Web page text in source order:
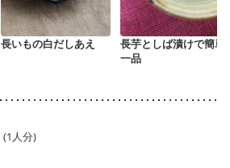
長いもの白だしあえ
長芋としば漬けで簡単
一品
(1人分)